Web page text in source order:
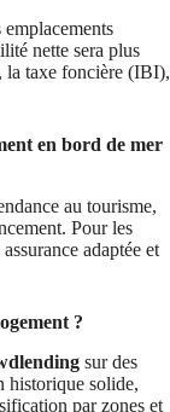
emplacements
nette sera plus
la taxe foncière (IBI),
en bord de mer
au tourisme,
Pour les
adaptée et
?
sur des
historique solide,
par zones et